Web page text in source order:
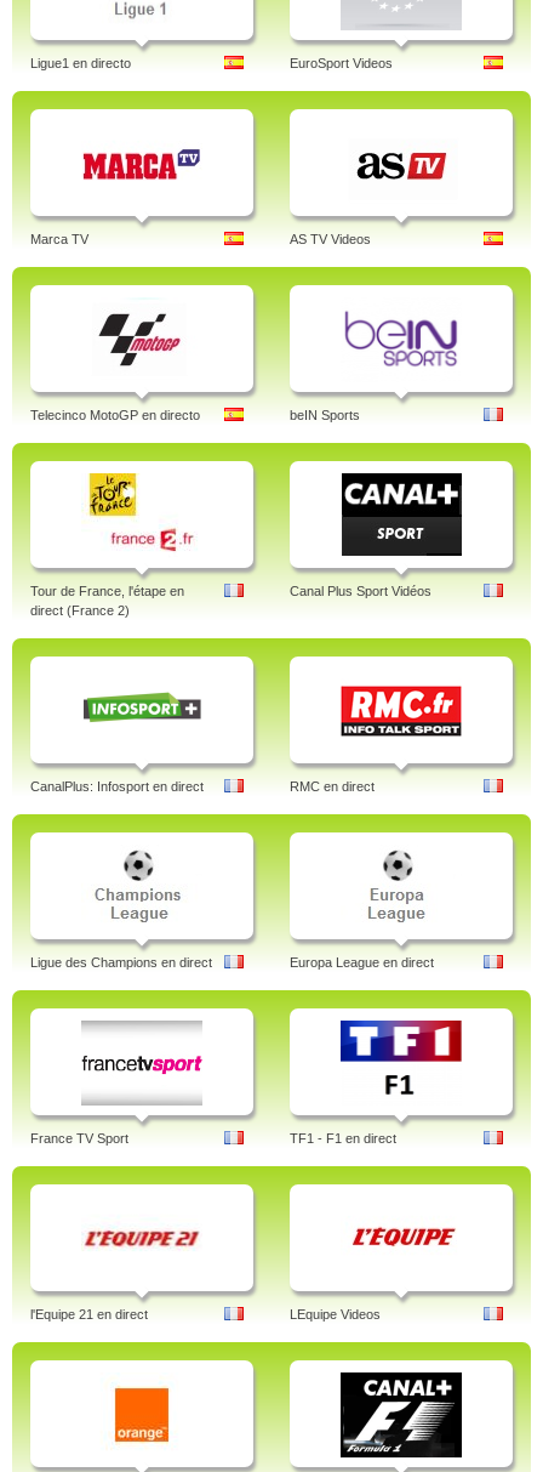
Ligue1 en directo EuroSport Videos
Marca TV AS TV Videos
Telecinco MotoGP en directo beIN Sports
Tour de France, l'étape en
direct (France 2)
Canal Plus Sport Vidéos
CanalPlus: Infosport en direct RMC en direct
Ligue des Champions en direct Europa League en direct
France TV Sport TF1 - F1 en direct
l'Equipe 21 en direct LEquipe Videos